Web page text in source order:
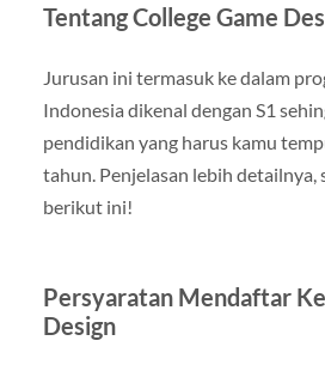
Tentang College Game
Jurusan ini termasuk ke dalam
Indonesia dikenal dengan S1
pendidikan yang harus kamu
tahun. Penjelasan lebih detailnya,
berikut ini!
Persyaratan Mendaftar
Design